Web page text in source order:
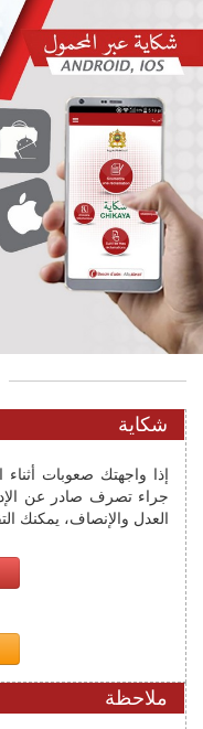
شكاية
إذا واجهتك صعوبات
جراء تصرف صادر عن
العدل والإنصاف، يمكنك
ملاحظة